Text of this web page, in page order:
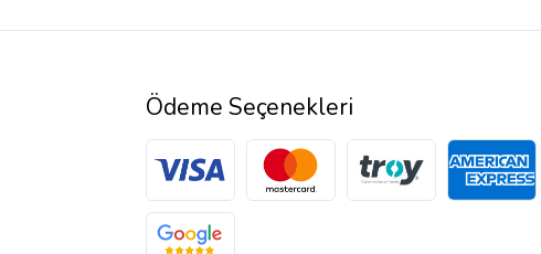
Ödeme Seçenekleri